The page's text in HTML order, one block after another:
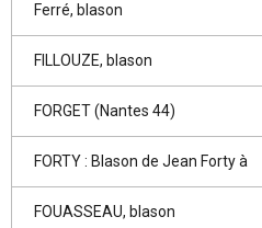
Ferré, blason
FILLOUZE, blason
FORGET (Nantes 44)
FORTY : Blason de Jean Forty à
FOUASSEAU, blason